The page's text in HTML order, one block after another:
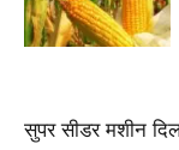
सुपर सीडर मशीन